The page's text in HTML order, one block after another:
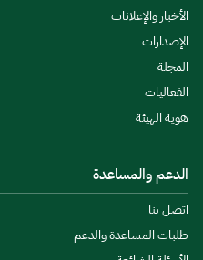
الأخبار والإعلانات
الإصدارات
المجلة
الفعاليات
هوية الهيئة
الدعم والمساعدة
اتصل بنا
طلبات المساعدة والدعم